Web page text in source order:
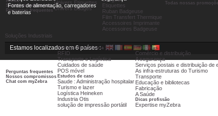
Soluções Industriais
Perguntas frequentes
Univers Etiquettes
Univers Badges
Etiquettes
Ruban Badgeuse
Film Transfert Thermique
Accessoires Imprimante
Accessoires Badgeuse
Todas nossas
Soluções Industriais
Perguntas frequentes
Nossos compromissos
Chat com myZebra
Notícias da Indústria
RFID
Transporte e Logística
Cuidados de saúde
POS móvel
Estudos de caso
Saude : Administração hospitalar
Turismo e lazer
Logística Heineken
Industria Otis
solução de impressão portátil
Indústrias
Comércio e distribuição
A segurança
Serviços postais e distribuição de
As infra-estruturas do Turismo
Transporte
Educação e bibliotecas
Fabricação
A Saúde
Dicas profissão
Expertise myZebra
Fontes de alimentação, carregadores
e baterias
Estamos localizados em 6 países :